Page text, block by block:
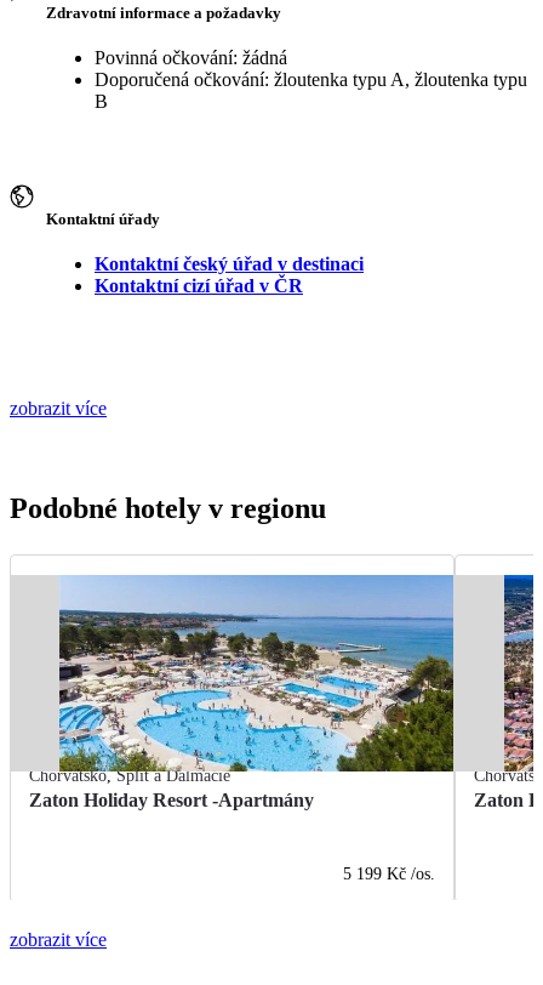
Zdravotní informace a požadavky
Povinná očkování: žádná
Doporučená očkování: žloutenka typu A, žloutenka typu
B
Kontaktní úřady
Kontaktní český úřad v destinaci
Kontaktní cizí úřad v ČR
zobrazit více
Podobné hotely v regionu
Chorvatsko,Split a Dalmácie
Zaton Holiday Resort -Apartmány
5 199 Kč /os.
Zaton
zobrazit více